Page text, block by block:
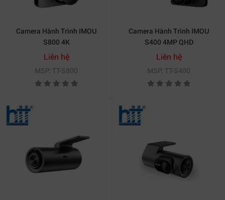
Camera Hành Trình IMOU
S800 4K
Liên hệ
MSP: TT-S800
Camera Hành Trình IMOU
S400 4MP QHD
Liên hệ
MSP: TT-S400